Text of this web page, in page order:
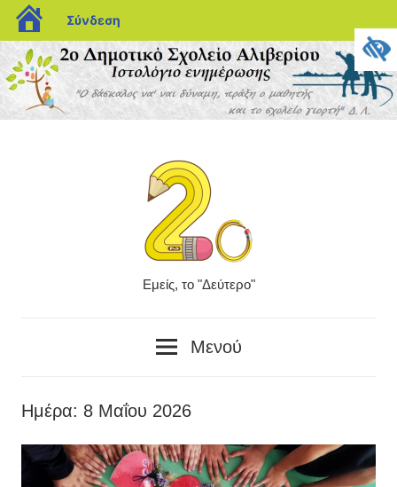
blogs.sch.gr
Σύνδεση
Μετάβαση
στο
περιεχόμενο
"δεύτερο"
Εμείς, το "Δεύτερο"
Μενού
Ημέρα: 8 Μαΐου 2026